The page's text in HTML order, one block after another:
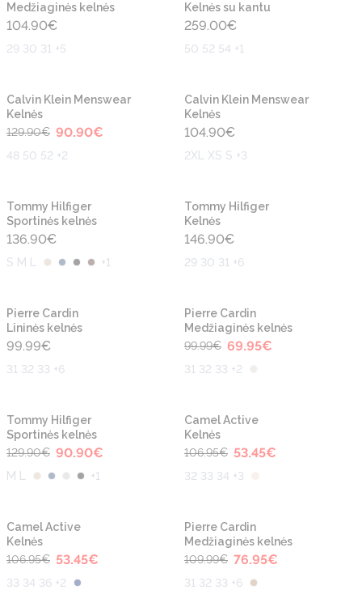
Medžiaginės kelnės
104.90€
29 30 31 +5
Kelnės su kantu
259.00€
50 52 54 +1
-30%
Calvin Klein Menswear
Kelnės
129.90€ 90.90€
48 50 52 +2
Calvin Klein Menswear
Kelnės
104.90€
2XL XS S +3
Tommy Hilfiger
Sportinės kelnės
136.90€
S M L +1
Tommy Hilfiger
Kelnės
146.90€
29 30 31 +6
Pierre Cardin
Lininės kelnės
99.99€
31 32 33 +6
-30%
Pierre Cardin
Medžiaginės kelnės
99.99€ 69.95€
31 32 33 +2
-30%
Tommy Hilfiger
Sportinės kelnės
129.90€ 90.90€
M L +1
-50%
Camel Active
Kelnės
106.95€ 53.45€
32 33 34 +3
-50%
Camel Active
Kelnės
106.95€ 53.45€
33 34 36 +2
-30%
Pierre Cardin
Medžiaginės kelnės
109.99€ 76.95€
31 32 33 +6